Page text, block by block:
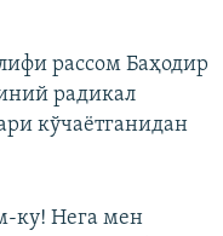
рассом Баҳодир
радикал
кўчаëтганидан
ку! Нега мен